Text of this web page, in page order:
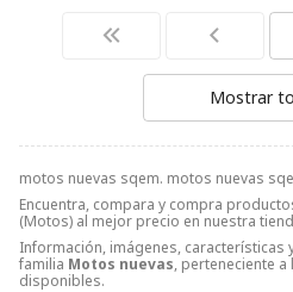
motos nuevas sqem. motos nuevas
Encuentra, compara y compra
(Motos) al mejor precio en nuestra
Información, imágenes, características
familia Motos nuevas, perteneciente a
disponibles.
Mostrar